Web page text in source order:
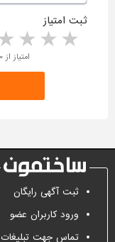
ثبت امتیاز
2 stars 1 star امتیاز از ۰ رای
ثبت آگهی رایگان
ورود کاربران عضو
تماس جهت تبلیغات